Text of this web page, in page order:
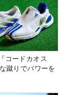
コードカオス
蹴りでパワーを